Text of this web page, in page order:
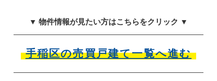
▼ 物件情報が見たい方はこちらをクリック ▼
手稲区の売買戸建て一覧へ進む